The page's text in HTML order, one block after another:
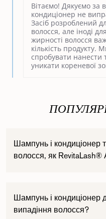
Вітаємо! Дякуємо
кондиціонер не
Засіб розроблений
волосся, але іноді
жирності волосся
кількість
спробувати нанести
уникати кореневої
Шампунь і кондиціонер
волосся, як RevitaLash®
Шампунь і кондиціонер
випадіння волосся?